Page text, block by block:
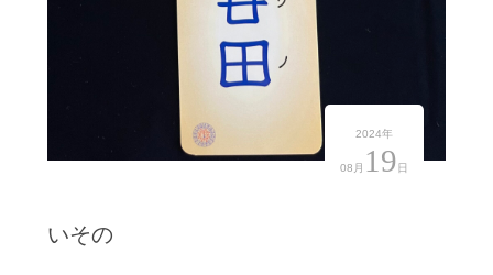
2024年
08月 19 日
いその